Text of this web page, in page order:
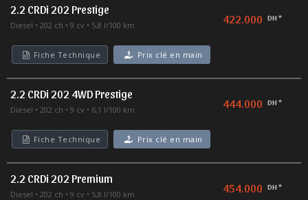
2.2 CRDi 202 Prestige
Diesel 202 ch 9 cv 5,8 l/100 km 422.000 DH *
Fiche Technique Prix clé en main
2.2 CRDi 202 4WD Prestige
Diesel 202 ch 9 cv 6,1 l/100 km 444.000 DH *
Fiche Technique Prix clé en main
2.2 CRDi 202 Premium
Diesel 202 ch 9 cv 5,8 l/100 km 454.000 DH *